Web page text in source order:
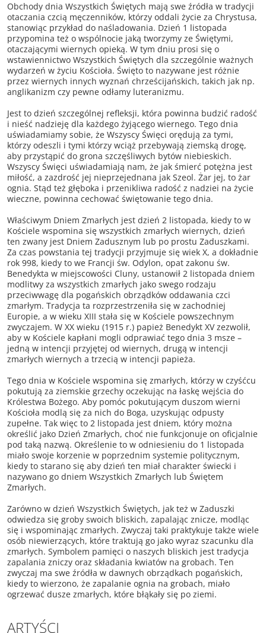
Obchody dnia Wszystkich Świętych mają swe źródła w tradycji
otaczania czcią męczenników, którzy oddali życie za Chrystusa,
stanowiąc przykład do naśladowania. Dzień 1 listopada
przypomina też o wspólnocie jaką tworzymy ze Świętymi,
otaczającymi wiernych opieką. W tym dniu prosi się o
wstawiennictwo Wszystkich Świętych dla szczególnie ważnych
wydarzeń w życiu Kościoła. Święto to nazywane jest różnie
przez wiernych innych wyznań chrześcijańskich, takich jak np.
anglikanizm czy pewne odłamy luteranizmu.
Jest to dzień szczególnej refleksji, która powinna budzić radość
i nieść nadzieję dla każdego żyjącego wiernego. Tego dnia
uświadamiamy sobie, że Wszyscy Święci orędują za tymi,
którzy odeszli i tymi którzy wciąż przebywają ziemską drogę,
aby przystąpić do grona szczęśliwych bytów niebieskich.
Wszyscy Święci uświadamiają nam, że jak śmierć potężna jest
miłość, a zazdrość jej nieprzejednana jak Szeol. Żar jej, to żar
ognia. Stąd też głęboka i przenikliwa radość z nadziei na życie
wieczne, powinna cechować świętowanie tego dnia.
Właściwym Dniem Zmarłych jest dzień 2 listopada, kiedy to w
Kościele wspomina się wszystkich zmarłych wiernych, dzień
ten zwany jest Dniem Zadusznym lub po prostu Zaduszkami.
Za czas powstania tej tradycji przyjmuje się wiek X, a dokładnie
rok 998, kiedy to we Francji św. Odylon, opat zakonu św.
Benedykta w miejscowości Cluny, ustanowił 2 listopada dniem
modlitwy za wszystkich zmarłych jako swego rodzaju
przeciwwagę dla pogańskich obrządków oddawania czci
zmarłym. Tradycja ta rozprzestrzeniła się w zachodniej
Europie, a w wieku XIII stała się w Kościele powszechnym
zwyczajem. W XX wieku (1915 r.) papież Benedykt XV zezwolił,
aby w Kościele kapłani mogli odprawiać tego dnia 3 msze –
jedną w intencji przyjętej od wiernych, drugą w intencji
zmarłych wiernych a trzecią w intencji papieża.
Tego dnia w Kościele wspomina się zmarłych, którzy w czyśćcu
pokutują za ziemskie grzechy oczekując na łaskę wejścia do
Królestwa Bożego. Aby pomóc pokutującym duszom wierni
Kościoła modlą się za nich do Boga, uzyskując odpusty
zupełne. Tak więc to 2 listopada jest dniem, który można
określić jako Dzień Zmarłych, choć nie funkcjonuje on oficjalnie
pod taką nazwą. Określenie to w odniesieniu do 1 listopada
miało swoje korzenie w poprzednim systemie politycznym,
kiedy to starano się aby dzień ten miał charakter świecki i
nazywano go dniem Wszystkich Zmarłych lub Świętem
Zmarłych.
Zarówno w dzień Wszystkich Świętych, jak też w Zaduszki
odwiedza się groby swoich bliskich, zapalając znicze, modląc
się i wspominając zmarłych. Zwyczaj taki praktykuje także wiele
osób niewierzących, które traktują go jako wyraz szacunku dla
zmarłych. Symbolem pamięci o naszych bliskich jest tradycja
zapalania zniczy oraz składania kwiatów na grobach. Ten
zwyczaj ma swe źródła w dawnych obrządkach pogańskich,
kiedy to wierzono, że zapalanie ognia na grobach, miało
ogrzewać dusze zmarłych, które błąkały się po ziemi.
ARTYŚCI